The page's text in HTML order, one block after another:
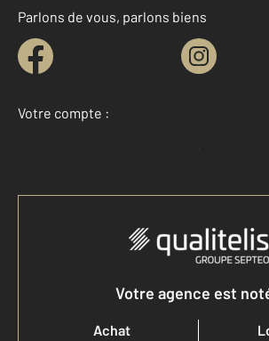
Parlons de vous, parlons biens
Votre compte :
Accéder à mon compte
Votre agence est
Achat